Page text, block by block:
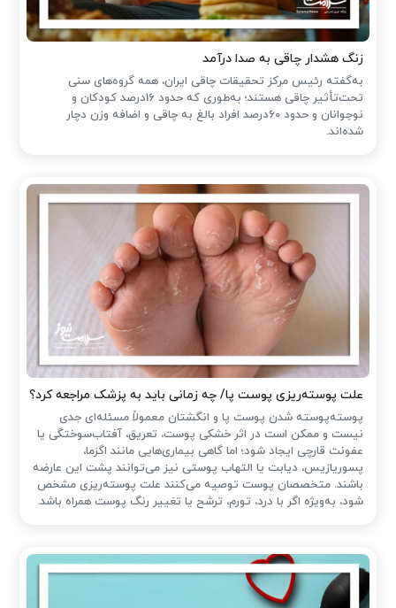
زنگ هشدار چاقی به صدا درآمد
به‌گفته رئیس مرکز تحقیقات چاقی ایران، همه گروه‌های سنی
تحت‌تأثیر چاقی هستند؛ به‌طوری که حدود 16درصد کودکان و
نوجوانان و حدود 60درصد افراد بالغ به چاقی و اضافه وزن دچار
شده‌اند.
علت پوسته‌ریزی پوست پا/ چه زمانی باید به پزشک مراجعه کرد؟
پوسته‌پوسته شدن پوست پا و انگشتان معمولاً مسئله‌ای جدی
نیست و ممکن است در اثر خشکی پوست، تعریق، آفتاب‌سوختگی یا
عفونت قارچی ایجاد شود؛ اما گاهی بیماری‌هایی مانند اگزما،
پسوریازیس، دیابت یا التهاب پوستی نیز می‌توانند پشت این عارضه
باشند. متخصصان پوست توصیه می‌کنند علت پوسته‌ریزی مشخص
شود، به‌ویژه اگر با درد، تورم، ترشح یا تغییر رنگ پوست همراه باشد.